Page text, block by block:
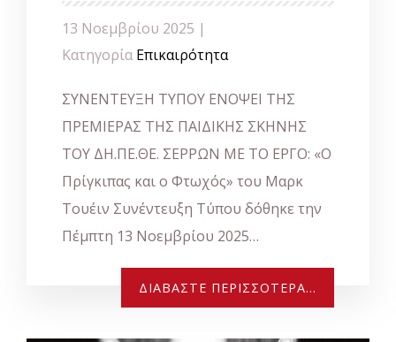
13 Νοεμβρίου 2025 |
Κατηγορία Επικαιρότητα
ΣΥΝΕΝΤΕΥΞΗ ΤΥΠΟΥ ΕΝΟΨΕΙ ΤΗΣ
ΠΡΕΜΙΕΡΑΣ ΤΗΣ ΠΑΙΔΙΚΗΣ ΣΚΗΝΗΣ
ΤΟΥ ΔΗ.ΠΕ.ΘΕ. ΣΕΡΡΩΝ ΜΕ ΤΟ ΕΡΓΟ: «Ο
Πρίγκιπας και ο Φτωχός» του Μαρκ
Τουέιν Συνέντευξη Τύπου δόθηκε την
Πέμπτη 13 Νοεμβρίου 2025…
ΔΙΑΒΆΣΤΕ ΠΕΡΙΣΣΌΤΕΡΑ...